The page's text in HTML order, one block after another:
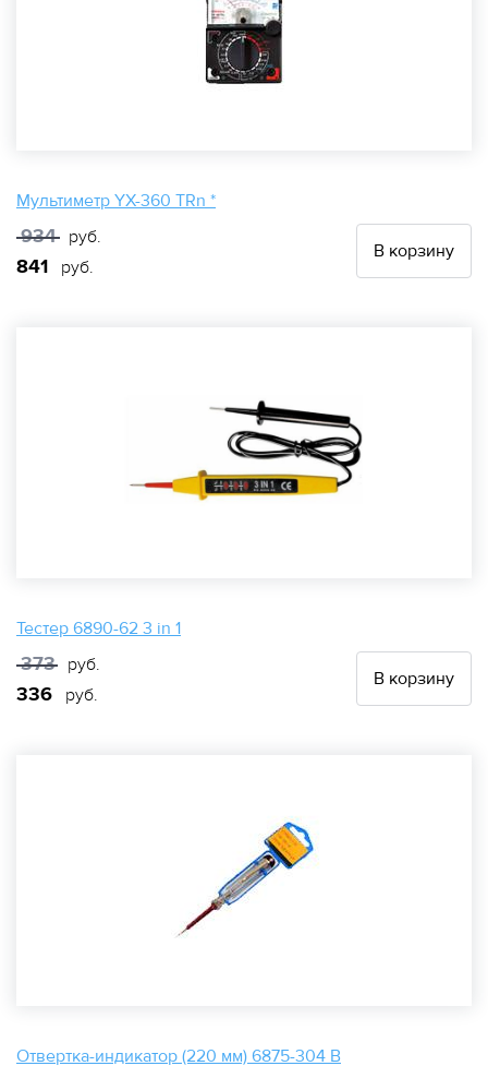
Мультиметр YX-360 TRn *
934 руб.
841 руб.
В корзину
Тестер 6890-62 3 in 1
373 руб.
336 руб.
В корзину
Отвертка-индикатор (220 мм) 6875-304 В